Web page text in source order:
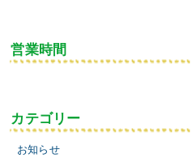
営業時間
カテゴリー
お知らせ